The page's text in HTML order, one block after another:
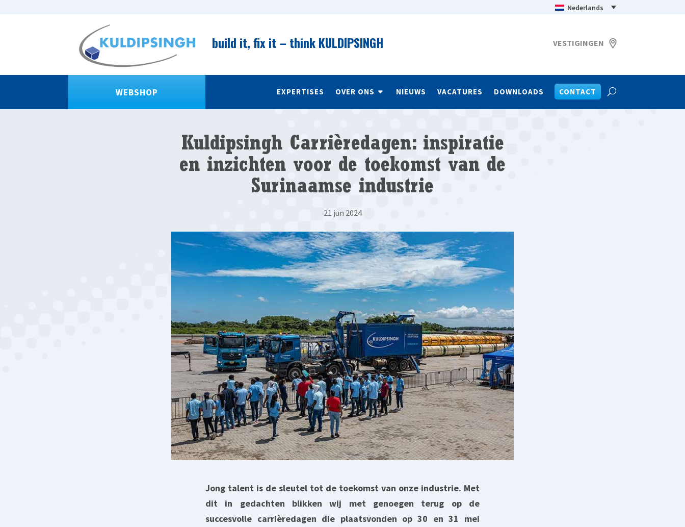
Nederlands
build it, fix it – think KULDIPSINGH VESTIGINGEN
WEBSHOP EXPERTISES OVER ONS NIEUWS VACATURES DOWNLOADS CONTACT
Kuldipsingh Carrièredagen: inspiratie
en inzichten voor de toekomst van de
Surinaamse industrie
21 jun 2024
Jong talent is de sleutel tot de toekomst van onze industrie. Met
dit in gedachten blikken wij met genoegen terug op de
succesvolle carrièredagen die plaatsvonden op 30 en 31 mei